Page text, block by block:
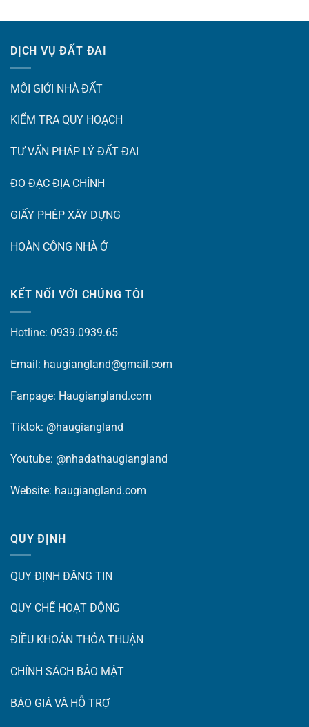
DỊCH VỤ ĐẤT ĐAI
MÔI GIỚI NHÀ ĐẤT
KIỂM TRA QUY HOẠCH
TƯ VẤN PHÁP LÝ ĐẤT ĐAI
ĐO ĐẠC ĐỊA CHÍNH
GIẤY PHÉP XÂY DỰNG
HOÀN CÔNG NHÀ Ở
KẾT NỐI VỚI CHÚNG TÔI
Hotline: 0939.0939.65
Email: haugiangland@gmail.com
Fanpage: Haugiangland.com
Tiktok: @haugiangland
Youtube: @nhadathaugiangland
Website: haugiangland.com
QUY ĐỊNH
QUY ĐỊNH ĐĂNG TIN
QUY CHẾ HOẠT ĐỘNG
ĐIỀU KHOẢN THỎA THUẬN
CHÍNH SÁCH BẢO MẬT
BÁO GIÁ VÀ HỖ TRỢ